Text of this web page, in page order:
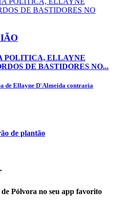
POLITICA, ELLAYNE
DE BASTIDORES NO...
de Ellayne D'Almeida contraria
de plantão
Pólvora no seu app favorito